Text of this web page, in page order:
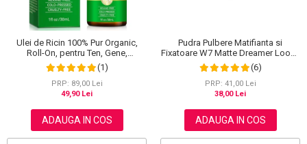
Ulei de Ricin 100% Pur Organic,
Roll-On, pentru Ten, Gene,
Sprancene, Unghii, 30 ml
(1)
PRP: 89,00 Lei
49,90 Lei
ADAUGA IN COS
Pudra Pulbere Matifianta si
Fixatoare W7 Matte Dreamer Loose
Powder - Classy Cameo, 20g
(6)
PRP: 41,00 Lei
38,00 Lei
ADAUGA IN COS